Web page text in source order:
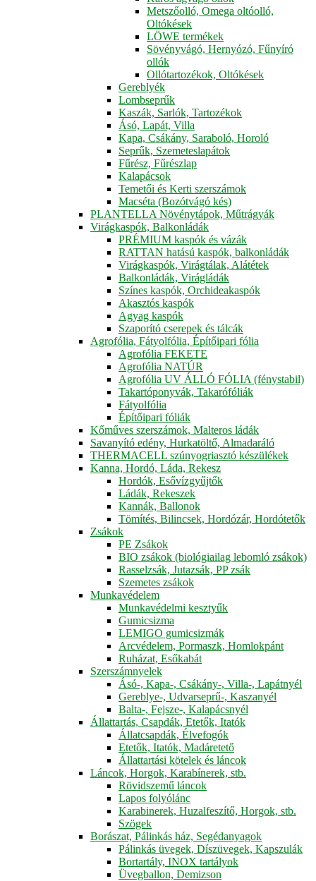
Metszőolló, Omega oltóolló,
Oltókések
LÖWE termékek
Sövényvágó, Hernyózó, Fűnyíró
ollók
Ollótartozékok, Oltókések
Gereblyék
Lombseprűk
Kaszák, Sarlók, Tartozékok
Ásó, Lapát, Villa
Kapa, Csákány, Saraboló, Horoló
Seprűk, Szemeteslapátok
Fűrész, Fűrészlap
Kalapácsok
Temetői és Kerti szerszámok
Macséta (Bozótvágó kés)
PLANTELLA Növénytápok, Műtrágyák
Virágkaspók, Balkonládák
PRÉMIUM kaspók és vázák
RATTAN hatású kaspók, balkonládák
Virágkaspók, Virágtálak, Alátétek
Balkonládák, Virágládák
Színes kaspók, Orchideakaspók
Akasztós kaspók
Agyag kaspók
Szaporító cserepek és tálcák
Agrofólia, Fátyolfólia, Építőipari fólia
Agrofólia FEKETE
Agrofólia NATÚR
Agrofólia UV ÁLLÓ FÓLIA (fénystabil)
Takartóponyvák, Takarófóliák
Fátyolfólia
Építőipari fóliák
Kőműves szerszámok, Malteros ládák
Savanyító edény, Hurkatöltő, Almadaráló
THERMACELL szúnyogriasztó készülékek
Kanna, Hordó, Láda, Rekesz
Hordók, Esővízgyűjtők
Ládák, Rekeszek
Kannák, Ballonok
Tömítés, Bilincsek, Hordózár, Hordótetők
Zsákok
PE Zsákok
BIO zsákok (biológiailag lebomló zsákok)
Rasselzsák, Jutazsák, PP zsák
Szemetes zsákok
Munkavédelem
Munkavédelmi kesztyűk
Gumicsizma
LEMIGO gumicsizmák
Arcvédelem, Pormaszk, Homlokpánt
Ruházat, Esőkabát
Szerszámnyelek
Ásó-, Kapa-, Csákány-, Villa-, Lapátnyél
Gereblye-, Udvarseprű-, Kaszanyél
Balta-, Fejsze-, Kalapácsnyél
Állattartás, Csapdák, Etetők, Itatók
Állatcsapdák, Élvefogók
Etetők, Itatók, Madáretető
Állattartási kötelek és láncok
Láncok, Horgok, Karabínerek, stb.
Rövidszemű láncok
Lapos folyólánc
Karabinerek, Huzalfeszítő, Horgok, stb.
Szögek
Borászat, Pálinkás ház, Segédanyagok
Pálinkás üvegek, Díszüvegek, Kapszulák
Bortartály, INOX tartályok
Üvegballon, Demizson